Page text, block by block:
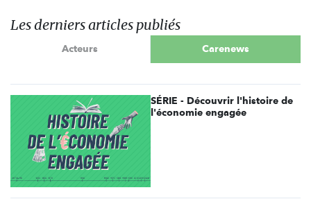
Les derniers articles publiés
Acteurs Carenews
SÉRIE - Découvrir l'histoire de
l'économie engagée